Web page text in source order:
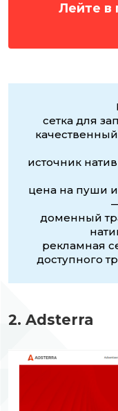
Лейте в
сетка для
источник
цена на пуши
доменный
рекламная
доступного
2. Adsterra